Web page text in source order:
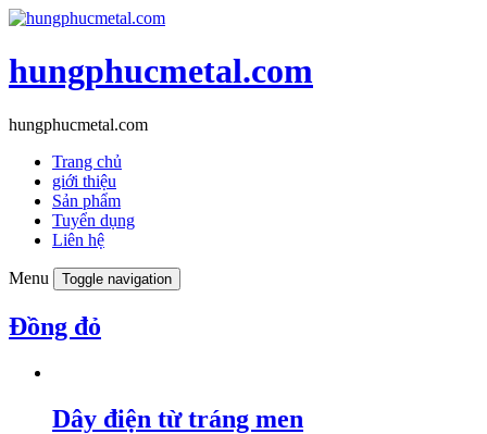
hungphucmetal.com
hungphucmetal.com
Trang chủ
giới thiệu
Sản phẩm
Tuyển dụng
Liên hệ
Menu Toggle navigation
Đồng đỏ
Dây điện từ tráng men